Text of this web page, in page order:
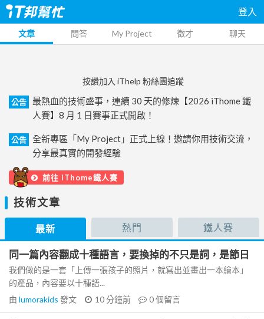
登入
文章 問答 My Project 徵才 聊天
按讚加入 iThelp 粉絲團追蹤
公告
最熱血的技術盛事，連續 30 天的修煉【2026 iThome 鐵
人賽】8 月 1 日賽事正式開啟！
公告
全新專區「My Project」正式上線！邀請你用技術交流，
分享最真實的開發經驗
前往 iThome鐵人賽
技術文章
最新 熱門 鐵人賽
同一篇內容翻成十種語言，要換掉的不只是詞，是節日
我們做的是一套「上傳一張孩子的照片，就寫出並畫出一本繪本」
的產品，內容要以十種語...
由 lumorakids 發文 10 分鐘前 0個留言